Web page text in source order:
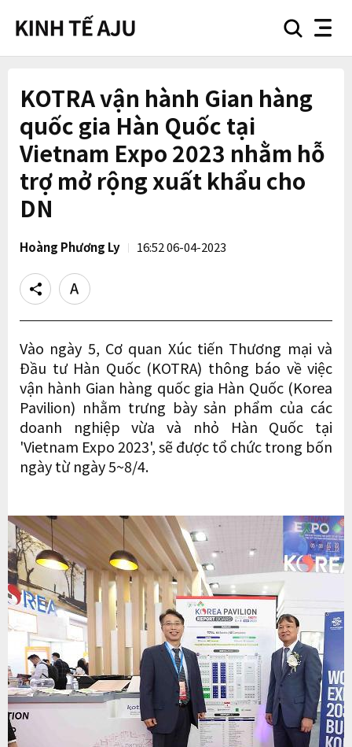
searchnav
KOTRA vận hành Gian hàng
quốc gia Hàn Quốc tại
Vietnam Expo 2023 nhằm hỗ
trợ mở rộng xuất khẩu cho
DN
Hoàng Phương Ly 16:52 06-04-2023
Share
Text
size
Vào ngày 5, Cơ quan Xúc tiến Thương mại và
Đầu tư Hàn Quốc (KOTRA) thông báo về việc
vận hành Gian hàng quốc gia Hàn Quốc (Korea
Pavilion) nhằm trưng bày sản phẩm của các
doanh nghiệp vừa và nhỏ Hàn Quốc tại
'Vietnam Expo 2023', sẽ được tổ chức trong bốn
ngày từ ngày 5~8/4.